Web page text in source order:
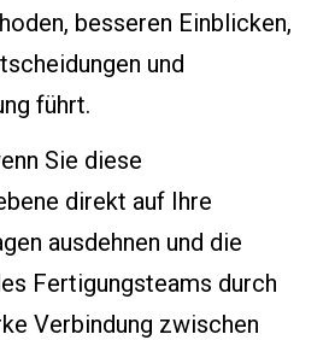
besseren Einblicken,
und
führt.
Sie diese
direkt auf Ihre
ausdehnen und die
Fertigungsteams durch
Verbindung zwischen